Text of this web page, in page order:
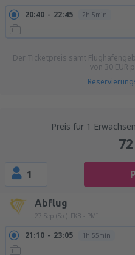
20:40 22:45 2h 5min
Der Ticketpreis samt
von 30 EUR
Preis für 1
72
1
Abflug
27 Sep (So.) FKB - PMI
21:10 23:05 1h 55min